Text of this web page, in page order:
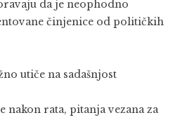
da je neophodno
činjenice od političkih
utiče na sadašnjost
nakon rata, pitanja vezana za